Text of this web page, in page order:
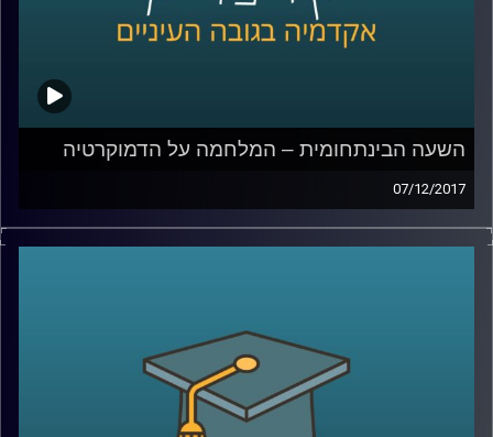
השעה הבינתחומית – המלחמה על הדמוקרטיה
07/12/2017
אלו ימים מבלבלים עבור שוחרי הדמוקרטיה.
קיצוניות מקבלות לגיטימציה מההמון. ד"ר עמיחי
מגן מסביר מדוע דווקא בימים בהם האמון
בשיטה הולך ודועך יש לשמור עליה מכל משמר
ואיך, על אף הכל, הדמוקרטיה הישראלית בימים